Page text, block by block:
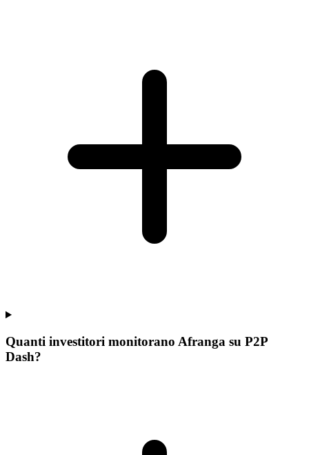
Quanti investitori monitorano Afranga su P2P
Dash?